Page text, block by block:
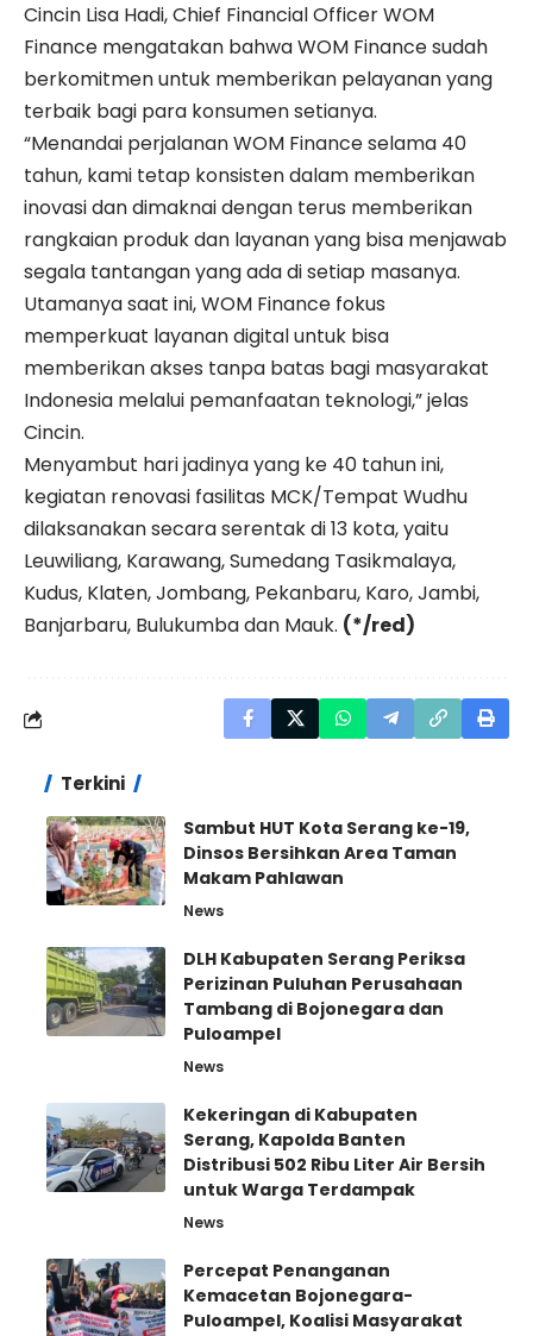
Cincin Lisa Hadi, Chief Financial Officer WOM
Finance mengatakan bahwa WOM Finance sudah
berkomitmen untuk memberikan pelayanan yang
terbaik bagi para konsumen setianya.
“Menandai perjalanan WOM Finance selama 40
tahun, kami tetap konsisten dalam memberikan
inovasi dan dimaknai dengan terus memberikan
rangkaian produk dan layanan yang bisa menjawab
segala tantangan yang ada di setiap masanya.
Utamanya saat ini, WOM Finance fokus
memperkuat layanan digital untuk bisa
memberikan akses tanpa batas bagi masyarakat
Indonesia melalui pemanfaatan teknologi,” jelas
Cincin.
Menyambut hari jadinya yang ke 40 tahun ini,
kegiatan renovasi fasilitas MCK/Tempat Wudhu
dilaksanakan secara serentak di 13 kota, yaitu
Leuwiliang, Karawang, Sumedang Tasikmalaya,
Kudus, Klaten, Jombang, Pekanbaru, Karo, Jambi,
Banjarbaru, Bulukumba dan Mauk. (*/red)
Terkini
Sambut HUT Kota Serang ke-19,
Dinsos Bersihkan Area Taman
Makam Pahlawan
News
DLH Kabupaten Serang Periksa
Perizinan Puluhan Perusahaan
Tambang di Bojonegara dan
Puloampel
News
Kekeringan di Kabupaten
Serang, Kapolda Banten
Distribusi 502 Ribu Liter Air Bersih
untuk Warga Terdampak
News
Percepat Penanganan
Kemacetan Bojonegara-
Puloampel, Koalisi Masyarakat